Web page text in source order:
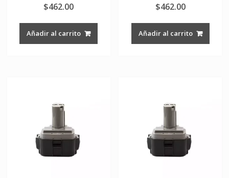
$462.00
Añadir al carrito
$462.00
Añadir al carrito